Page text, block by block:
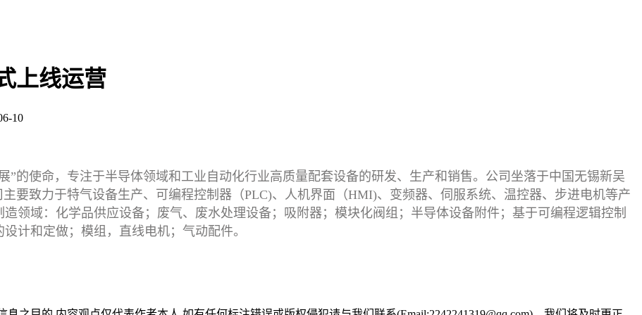
上线运营
10
”的使命，专注于半导体领域和工业自动化行业高质量配套设备的研发、生产和销售。公司坐落于中国无锡新吴
要致力于特气设备生产、可编程控制器（PLC)、人机界面（HMI)、变频器、伺服系统、温控器、步进电机等产
领域：化学品供应设备；废气、废水处理设备；吸附器；模块化阀组；半导体设备附件；基于可编程逻辑控制
计和定做；模组，直线电机；气动配件。